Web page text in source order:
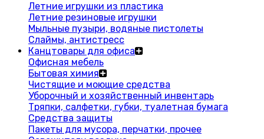
Летние игрушки из пластика
Летние резиновые игрушки
Мыльные пузыри, водяные пистолеты
Слаймы, антистресс
Канцтовары для офиса
Офисная мебель
Бытовая химия
Чистящие и моющие средства
Уборочный и хозяйственный инвентарь
Тряпки, салфетки, губки, туалетная бумага
Средства защиты
Пакеты для мусора, перчатки, прочее